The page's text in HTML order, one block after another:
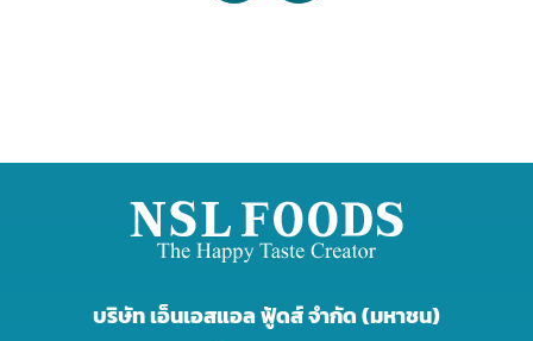
บริษัท เอ็นเอสแอล ฟู้ดส์ จำกัด (มหาชน)